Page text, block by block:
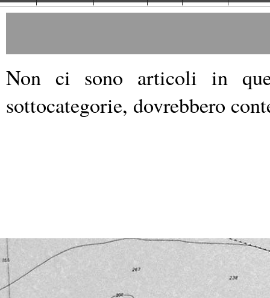
Non ci sono articoli in
sottocategorie, dovrebbero